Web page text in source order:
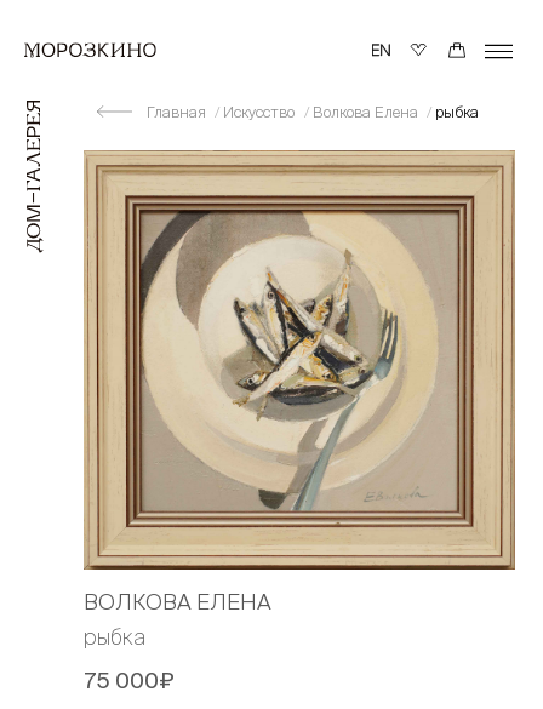
Главная Искусство Волкова Елена рыбка
ВОЛКОВА ЕЛЕНА
рыбка
75 000₽